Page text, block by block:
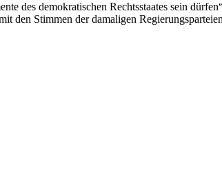
des demokratischen Rechtsstaates sein
den Stimmen der damaligen